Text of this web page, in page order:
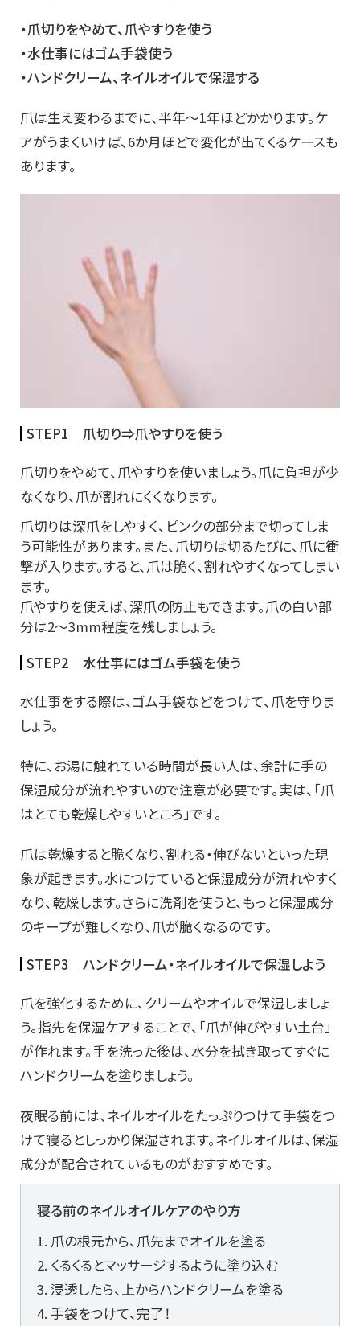
・爪切りをやめて、爪やすりを使う
・水仕事にはゴム手袋使う
・ハンドクリーム、ネイルオイルで保湿する
爪は生え変わるまでに、半年～1年ほどかかります。ケ
アがうまくいけば、6か月ほどで変化が出てくるケースも
あります。
STEP1 爪切り⇒爪やすりを使う
爪切りをやめて、爪やすりを使いましょう。爪に負担が少
なくなり、爪が割れにくくなります。
爪切りは深爪をしやすく、ピンクの部分まで切ってしま
う可能性があります。また、爪切りは切るたびに、爪に衝
撃が入ります。すると、爪は脆く、割れやすくなってしまい
ます。
爪やすりを使えば、深爪の防止もできます。爪の白い部
分は2～3mm程度を残しましょう。
STEP2 水仕事にはゴム手袋を使う
水仕事をする際は、ゴム手袋などをつけて、爪を守りま
しょう。
特に、お湯に触れている時間が長い人は、余計に手の
保湿成分が流れやすいので注意が必要です。実は、「爪
はとても乾燥しやすいところ」です。
爪は乾燥すると脆くなり、割れる・伸びないといった現
象が起きます。水につけていると保湿成分が流れやすく
なり、乾燥します。さらに洗剤を使うと、もっと保湿成分
のキープが難しくなり、爪が脆くなるのです。
STEP3 ハンドクリーム・ネイルオイルで保湿しよう
爪を強化するために、クリームやオイルで保湿しましょ
う。指先を保湿ケアすることで、「爪が伸びやすい土台」
が作れます。手を洗った後は、水分を拭き取ってすぐに
ハンドクリームを塗りましょう。
夜眠る前には、ネイルオイルをたっぷりつけて手袋をつ
けて寝るとしっかり保湿されます。ネイルオイルは、保湿
成分が配合されているものがおすすめです。
寝る前のネイルオイルケアのやり方
1. 爪の根元から、爪先までオイルを塗る
2. くるくるとマッサージするように塗り込む
3. 浸透したら、上からハンドクリームを塗る
4. 手袋をつけて、完了！